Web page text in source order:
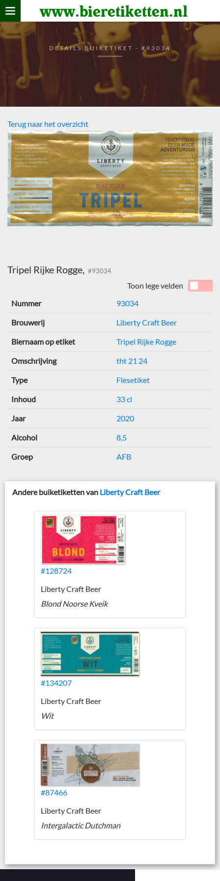
www.bieretiketten.nl
Home
verzamelen
De bierkaart
Bezoekers
DETAILS BUIKETIKET - #93034
Terug naar het overzicht
Tripel Rijke Rogge, #93034
Toon lege velden
Nummer
93034
Brouwerij Liberty Craft Beer
Biernaam op etiket Tripel Rijke Rogge
Omschrijving tht 21 24
Type Flesetiket
Inhoud 33 cl
Jaar 2020
Alcohol 8,5
Groep AFB
Andere buiketiketten van Liberty Craft Beer
#128724
Liberty Craft Beer
Blond Noorse Kveik
#134207
Liberty Craft Beer
Wit
#87466
Liberty Craft Beer
Intergalactic Dutchman